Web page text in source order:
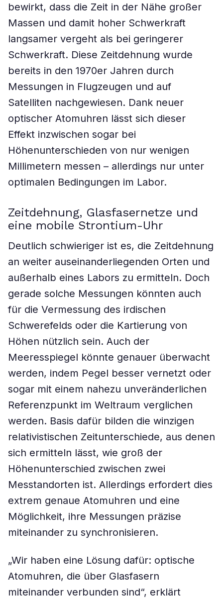
bewirkt, dass die Zeit in der Nähe großer
Massen und damit hoher Schwerkraft
langsamer vergeht als bei geringerer
Schwerkraft. Diese Zeitdehnung wurde
bereits in den 1970er Jahren durch
Messungen in Flugzeugen und auf
Satelliten nachgewiesen. Dank neuer
optischer Atomuhren lässt sich dieser
Effekt inzwischen sogar bei
Höhenunterschieden von nur wenigen
Millimetern messen – allerdings nur unter
optimalen Bedingungen im Labor.
Zeitdehnung, Glasfasernetze und
eine mobile Strontium-Uhr
Deutlich schwieriger ist es, die Zeitdehnung
an weiter auseinanderliegenden Orten und
außerhalb eines Labors zu ermitteln. Doch
gerade solche Messungen könnten auch
für die Vermessung des irdischen
Schwerefelds oder die Kartierung von
Höhen nützlich sein. Auch der
Meeresspiegel könnte genauer überwacht
werden, indem Pegel besser vernetzt oder
sogar mit einem nahezu unveränderlichen
Referenzpunkt im Weltraum verglichen
werden. Basis dafür bilden die winzigen
relativistischen Zeitunterschiede, aus denen
sich ermitteln lässt, wie groß der
Höhenunterschied zwischen zwei
Messtandorten ist. Allerdings erfordert dies
extrem genaue Atomuhren und eine
Möglichkeit, ihre Messungen präzise
miteinander zu synchronisieren.
„Wir haben eine Lösung dafür: optische
Atomuhren, die über Glasfasern
miteinander verbunden sind“, erklärt